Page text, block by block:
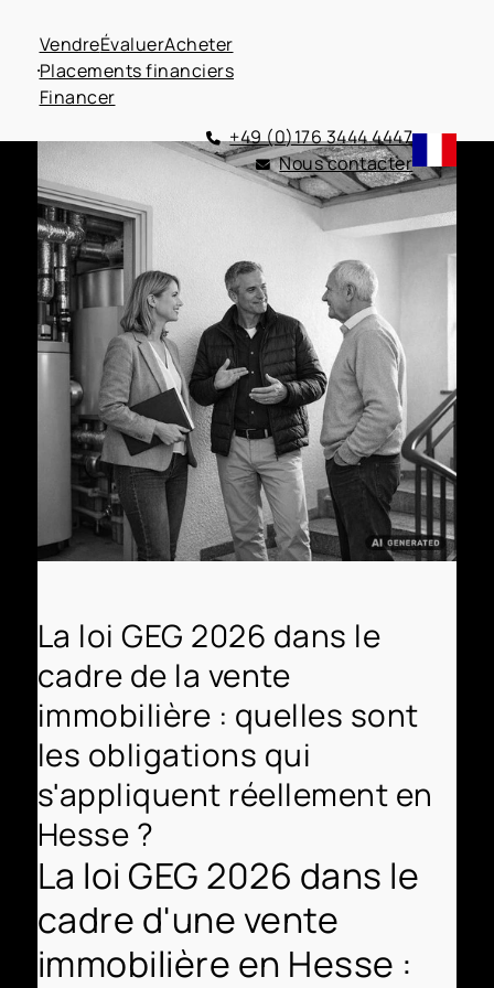
VendreÉvaluerAcheter
Placements financiers
Financer
+49 (0)176 3444 4447
Nous contacter
La loi GEG 2026 dans le
cadre de la vente
immobilière : quelles sont
les obligations qui
s'appliquent réellement en
Hesse ?
La loi GEG 2026 dans le
cadre d'une vente
immobilière en Hesse :